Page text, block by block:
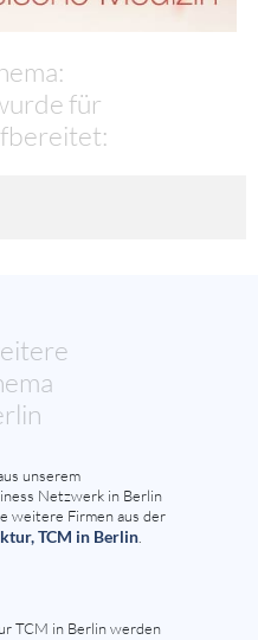
für
unserem
Netzwerk in Berlin
weitere Firmen aus der
TCM in Berlin.
TCM in Berlin werden